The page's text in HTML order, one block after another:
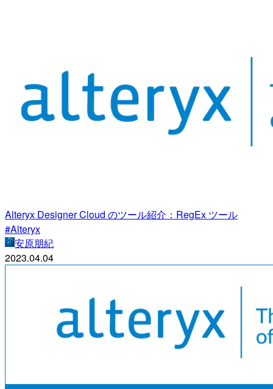
Alteryx Designer Cloud のツール紹介：RegEx ツール
#Alteryx
安原朋紀
2023.04.04